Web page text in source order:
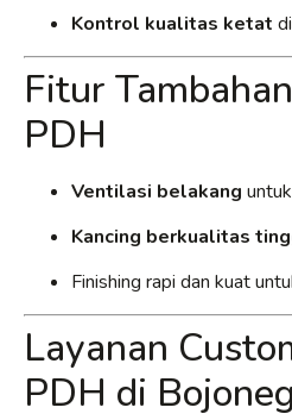
Kontrol kualitas ketat
Fitur
PDH
Ventilasi belakang
Kancing berkualitas
Finishing rapi dan kuat
Layanan
PDH di